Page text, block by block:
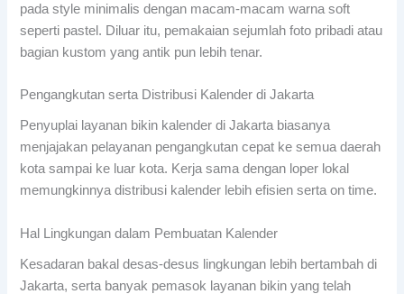
pada style minimalis dengan macam-macam warna soft
seperti pastel. Diluar itu, pemakaian sejumlah foto pribadi atau
bagian kustom yang antik pun lebih tenar.
Pengangkutan serta Distribusi Kalender di Jakarta
Penyuplai layanan bikin kalender di Jakarta biasanya
menjajakan pelayanan pengangkutan cepat ke semua daerah
kota sampai ke luar kota. Kerja sama dengan loper lokal
memungkinnya distribusi kalender lebih efisien serta on time.
Hal Lingkungan dalam Pembuatan Kalender
Kesadaran bakal desas-desus lingkungan lebih bertambah di
Jakarta, serta banyak pemasok layanan bikin yang telah